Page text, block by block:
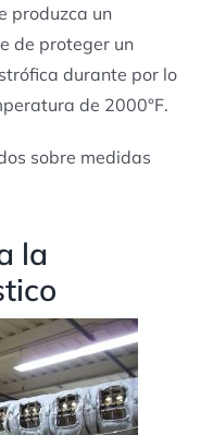
produzca un
de proteger un
durante por lo
de 2000°F.
sobre medidas
la